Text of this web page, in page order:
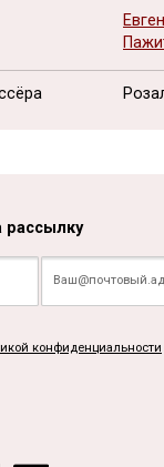
рассылку
конфиденциальности